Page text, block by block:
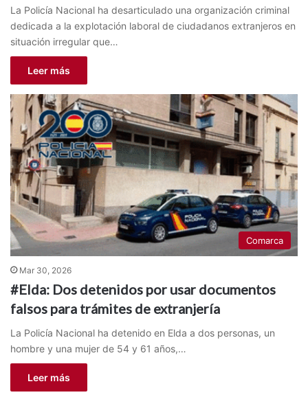
La Policía Nacional ha desarticulado una organización criminal
dedicada a la explotación laboral de ciudadanos extranjeros en
situación irregular que…
Leer más
Comarca
Mar 30, 2026
#Elda: Dos detenidos por usar documentos
falsos para trámites de extranjería
La Policía Nacional ha detenido en Elda a dos personas, un
hombre y una mujer de 54 y 61 años,…
Leer más